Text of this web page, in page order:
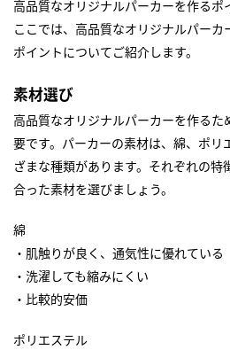
高品質なオリジナルパーカーを作るポ
ここでは、高品質なオリジナルパー
ポイントについてご紹介します。
素材選び
高品質なオリジナルパーカーを作る
要です。パーカーの素材は、綿、ポリ
ざまな種類があります。それぞれの特
合った素材を選びましょう。
綿
・肌触りが良く、通気性に優れている
・洗濯しても縮みにくい
・比較的安価
ポリエステル